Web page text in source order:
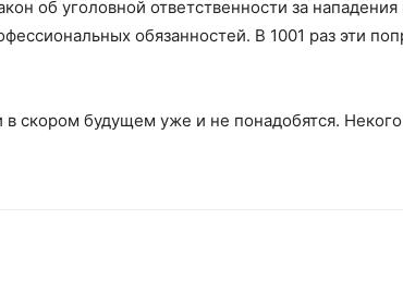
об уголовной ответственности за нападения
обязанностей. В 1001 раз эти
в скором будущем уже и не понадобятся.